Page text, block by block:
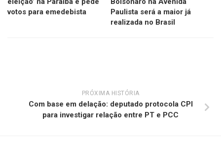
votos para emedebista
Paulista será a maior já
realizada no Brasil
PRÓXIMA HISTÓRIA
Com base em delação: deputado protocola CPI
para investigar relação entre PT e PCC